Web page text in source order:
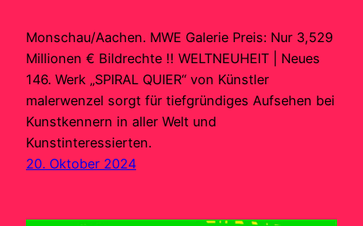
Monschau/Aachen. MWE Galerie Preis: Nur 3,529
Millionen € Bildrechte !! WELTNEUHEIT | Neues
146. Werk „SPIRAL QUIER“ von Künstler
malerwenzel sorgt für tiefgründiges Aufsehen bei
Kunstkennern in aller Welt und
Kunstinteressierten.
20. Oktober 2024